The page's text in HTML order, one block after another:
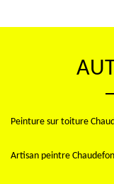
Peinture sur toiture
Artisan peintre